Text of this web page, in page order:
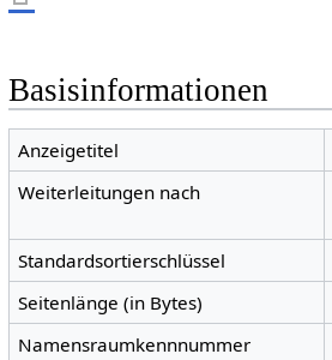
Basisinformationen
Anzeigetitel
Weiterleitungen nach
Standardsortierschlüssel
Seitenlänge (in Bytes)
Namensraumkennnummer